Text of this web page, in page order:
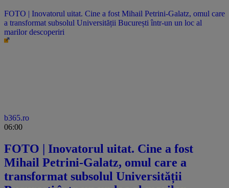
FOTO | Inovatorul uitat. Cine a fost Mihail Petrini-Galatz, omul care
a transformat subsolul Universității București într-un un loc al
marilor descoperiri
b365.ro
06:00
FOTO | Inovatorul uitat. Cine a fost
Mihail Petrini-Galatz, omul care a
transformat subsolul Universității